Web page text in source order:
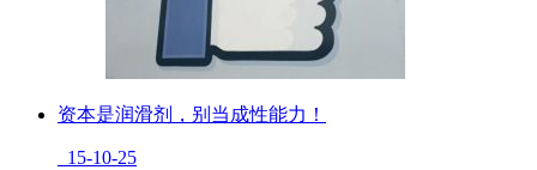
资本是润滑剂，别当成性能力！
15-10-25